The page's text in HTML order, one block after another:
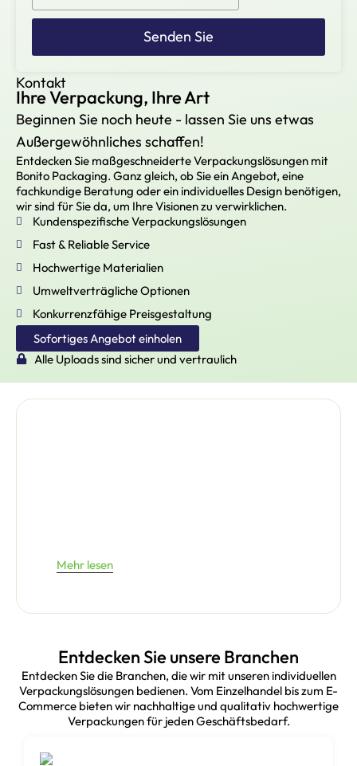
Kontakt
Ihre Verpackung, Ihre Art
Beginnen Sie noch heute - lassen Sie uns etwas
Außergewöhnliches schaffen!
Entdecken Sie maßgeschneiderte Verpackungslösungen mit
Bonito Packaging. Ganz gleich, ob Sie ein Angebot, eine
fachkundige Beratung oder ein individuelles Design benötigen,
wir sind für Sie da, um Ihre Visionen zu verwirklichen.
Kundenspezifische Verpackungslösungen
Fast & Reliable Service
Hochwertige Materialien
Umweltverträgliche Optionen
Konkurrenzfähige Preisgestaltung
Sofortiges Angebot einholen
Alle Uploads sind sicher und vertraulich
Senden Sie
Mehr lesen
Entdecken Sie unsere Branchen
Entdecken Sie die Branchen, die wir mit unseren individuellen
Verpackungslösungen bedienen. Vom Einzelhandel bis zum E-
Commerce bieten wir nachhaltige und qualitativ hochwertige
Verpackungen für jeden Geschäftsbedarf.